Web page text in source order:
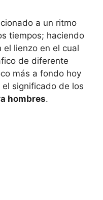
a un ritmo
tiempos; haciendo
el lienzo en el cual
de diferente
más a fondo hoy
significado de los
hombres.